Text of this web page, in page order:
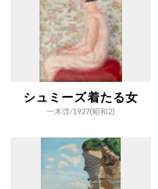
シュミーズ着たる女
一木弴/1927(昭和2)